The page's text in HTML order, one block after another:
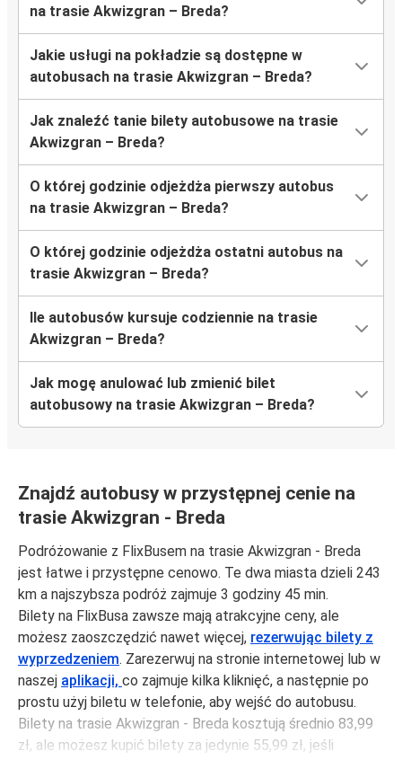
na trasie Akwizgran – Breda?
Jakie usługi na pokładzie są dostępne w
autobusach na trasie Akwizgran – Breda?
Jak znaleźć tanie bilety autobusowe na trasie
Akwizgran – Breda?
O której godzinie odjeżdża pierwszy autobus
na trasie Akwizgran – Breda?
O której godzinie odjeżdża ostatni autobus na
trasie Akwizgran – Breda?
Ile autobusów kursuje codziennie na trasie
Akwizgran – Breda?
Jak mogę anulować lub zmienić bilet
autobusowy na trasie Akwizgran – Breda?
Znajdź autobusy w przystępnej cenie na
trasie Akwizgran - Breda
Podróżowanie z FlixBusem na trasie Akwizgran - Breda
jest łatwe i przystępne cenowo. Te dwa miasta dzieli 243
km a najszybsza podróż zajmuje 3 godziny 45 min.
Bilety na FlixBusa zawsze mają atrakcyjne ceny, ale
możesz zaoszczędzić nawet więcej, rezerwując bilety z
wyprzedzeniem. Zarezerwuj na stronie internetowej lub w
naszej aplikacji, co zajmuje kilka kliknięć, a następnie po
prostu użyj biletu w telefonie, aby wejść do autobusu.
Bilety na trasie Akwizgran - Breda kosztują średnio 83,99
zł, ale możesz kupić bilety za jedynie 55,99 zł, jeśli